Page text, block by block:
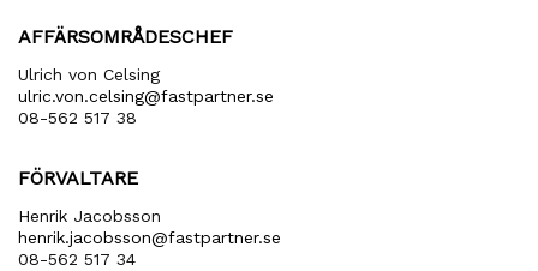
AFFÄRSOMRÅDESCHEF
Ulrich von Celsing
ulric​.von​.celsing​@fastpartner​.se
08-562 517 38
FÖRVALTARE
Henrik Jacobsson
henrik​.jacobsson​@fastpartner​.se
08-562 517 34